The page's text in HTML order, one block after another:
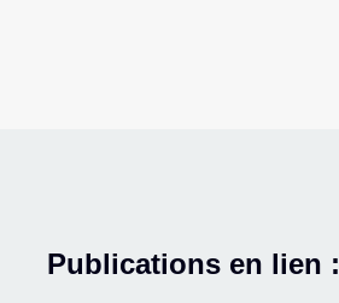
Publications en lien :